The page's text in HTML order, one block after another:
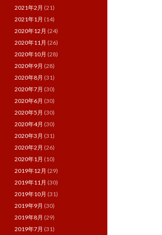
2021年2月 (21)
2021年1月 (14)
2020年12月 (24)
2020年11月 (26)
2020年10月 (28)
2020年9月 (28)
2020年8月 (31)
2020年7月 (30)
2020年6月 (30)
2020年5月 (30)
2020年4月 (30)
2020年3月 (31)
2020年2月 (26)
2020年1月 (10)
2019年12月 (29)
2019年11月 (30)
2019年10月 (31)
2019年9月 (30)
2019年8月 (29)
2019年7月 (31)